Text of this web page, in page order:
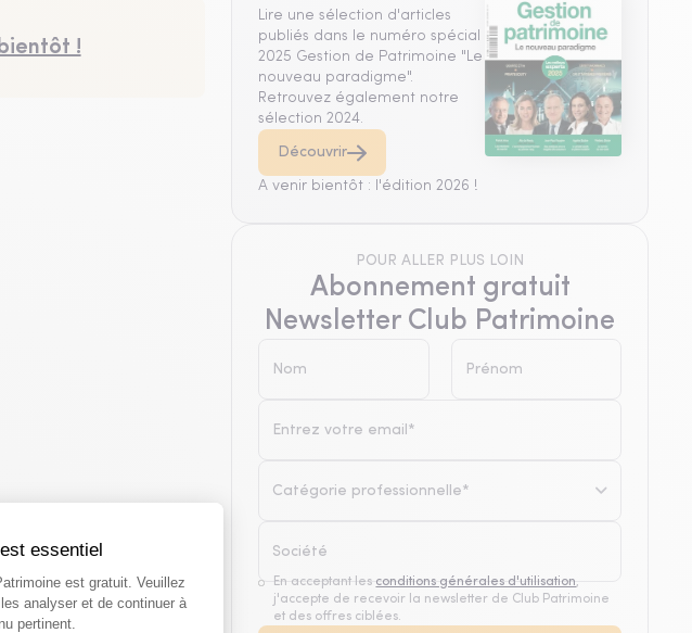
!
Lire une sélection d'articles
publiés dans le numéro spécial
2025 Gestion de Patrimoine "Le
nouveau paradigme".
Retrouvez également notre
sélection 2024.
Découvrir
A venir bientôt : l'édition 2026 !
POUR ALLER PLUS LOIN
Abonnement gratuit
Newsletter Club Patrimoine
Catégorie professionnelle*
En acceptant les conditions générales d'utilisation,
j'accepte de recevoir la newsletter de Club Patrimoine
et des offres ciblées.